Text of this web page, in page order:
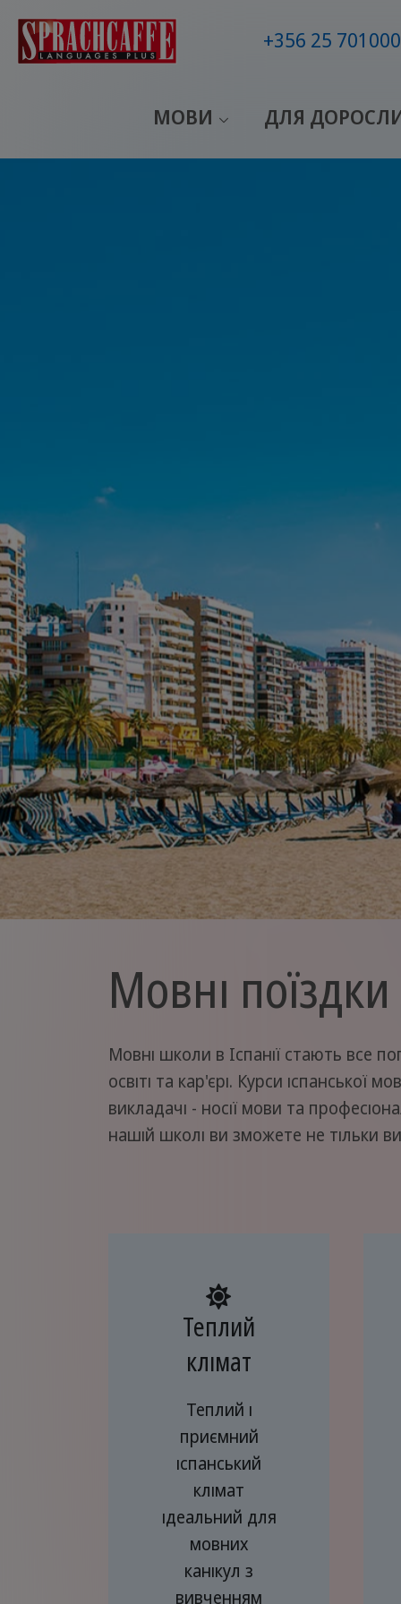
+356 25 701000
МОВИ
ДЛЯ
Мовні
Мовні школи в Іспанії стають все
освіті та кар'єрі. Курси іспанської
викладачі - носії мови та
нашій школі ви зможете не тільки
Теплий
клімат
Теплий і
приємний
іспанський
клімат
ідеальний для
мовних
канікул з
вивченням